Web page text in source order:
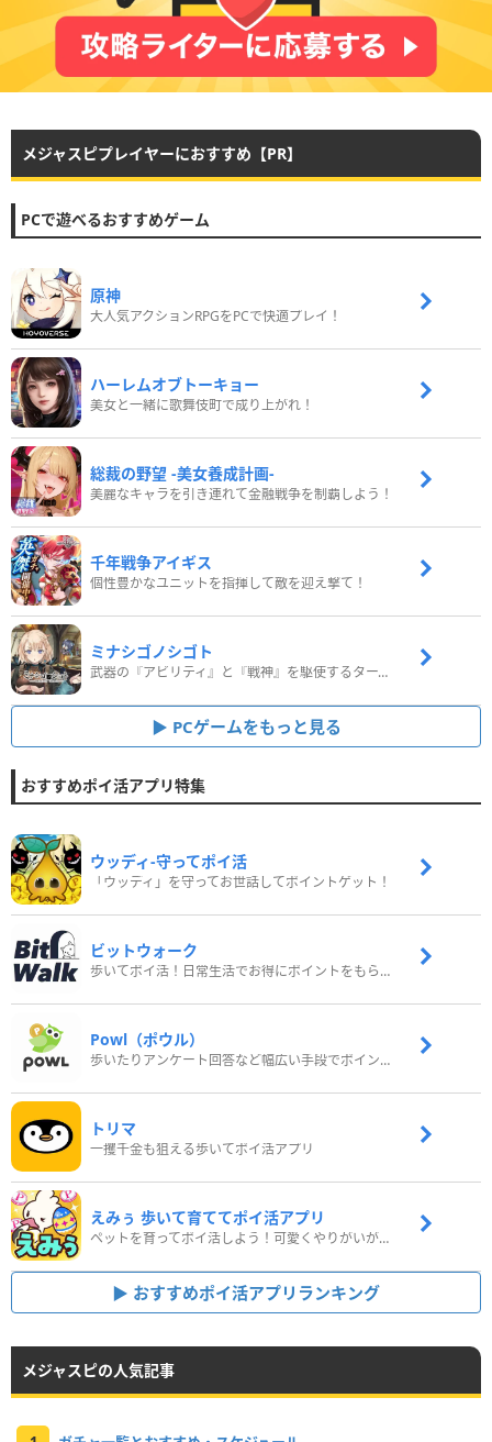
メジャスピプレイヤーにおすすめ【PR】
PCで遊べるおすすめゲーム
原神
大人気アクションRPGをPCで快適プレイ！
ハーレムオブトーキョー
美女と一緒に歌舞伎町で成り上がれ！
総裁の野望 -美女養成計画-
美麗なキャラを引き連れて金融戦争を制覇しよう！
千年戦争アイギス
個性豊かなユニットを指揮して敵を迎え撃て！
ミナシゴノシゴト
武器の『アビリティ』と『戦神』を駆使するターン制コマンドバトルRPG！
PCゲームをもっと見る
おすすめポイ活アプリ特集
ウッディ‐守ってポイ活
「ウッディ」を守ってお世話してポイントゲット！
ビットウォーク
歩いてポイ活！日常生活でお得にポイントをもらおう
Powl（ポウル）
歩いたりアンケート回答など幅広い手段でポイントをゲット
トリマ
一攫千金も狙える歩いてポイ活アプリ
えみぅ 歩いて育ててポイ活アプリ
ペットを育ってポイ活しよう！可愛くやりがいがある新感覚アプリ
おすすめポイ活アプリランキング
メジャスピの人気記事